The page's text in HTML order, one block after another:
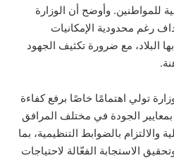
وأوضح أن الوزارة
رغم محدودية الإمكانيات
البلاد، مع ضرورة تكثيف الجهود
تولي اهتمامًا خاصًا برفع كفاءة
بمعايير الجودة في مختلف المرافق
والالتزام بالضوابط التنظيمية، بما
الاستجابة الفعّالة لاحتياجات